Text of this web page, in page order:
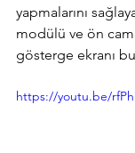
yapmalarını
modülü ve ön
gösterge ekranı
https://youtu.be/